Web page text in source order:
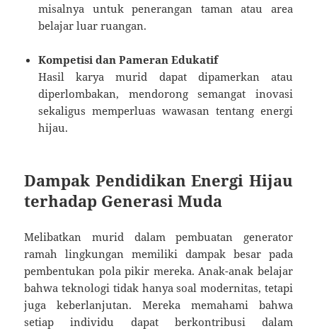
misalnya untuk penerangan taman atau area
belajar luar ruangan.
Kompetisi dan Pameran Edukatif
Hasil karya murid dapat dipamerkan atau
diperlombakan, mendorong semangat inovasi
sekaligus memperluas wawasan tentang energi
hijau.
Dampak Pendidikan Energi Hijau
terhadap Generasi Muda
Melibatkan murid dalam pembuatan generator
ramah lingkungan memiliki dampak besar pada
pembentukan pola pikir mereka. Anak-anak belajar
bahwa teknologi tidak hanya soal modernitas, tetapi
juga keberlanjutan. Mereka memahami bahwa
setiap individu dapat berkontribusi dalam